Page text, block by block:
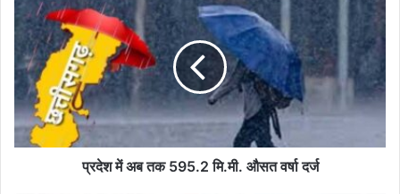
प्रदेश में अब तक 595.2 मि.मी. औसत वर्षा दर्ज